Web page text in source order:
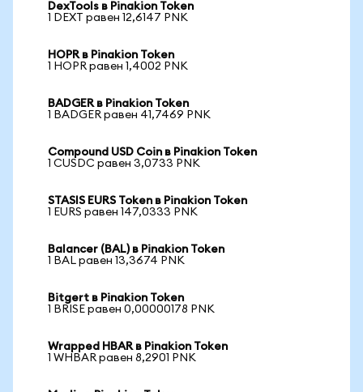
DexTools в Pinakion Token
1 DEXT равен 12,6147 PNK
HOPR в Pinakion Token
1 HOPR равен 1,4002 PNK
BADGER в Pinakion Token
1 BADGER равен 41,7469 PNK
Compound USD Coin в Pinakion Token
1 CUSDC равен 3,0733 PNK
STASIS EURS Token в Pinakion Token
1 EURS равен 147,0333 PNK
Balancer (BAL) в Pinakion Token
1 BAL равен 13,3674 PNK
Bitgert в Pinakion Token
1 BRISE равен 0,00000178 PNK
Wrapped HBAR в Pinakion Token
1 WHBAR равен 8,2901 PNK